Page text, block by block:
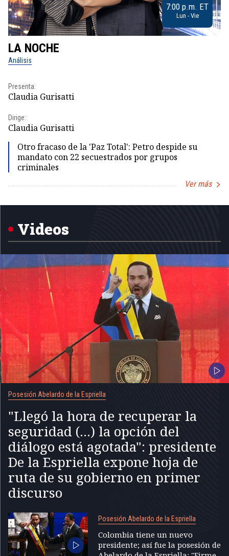
7:00 p.m. ET
Lun - Vie
LA NOCHE
Análisis
Presenta:
Claudia Gurisatti
Dirige:
Claudia Gurisatti
Otro fracaso de la 'Paz Total': Petro despide su
mandato con 22 secuestrados por grupos
criminales
Ver más
1
Videos
Posesión Abelardo de la Espriella
"Llegó la hora de recuperar la
seguridad (...) la opción del
diálogo está agotada": presidente
De la Espriella expone hoja de
ruta de su gobierno en primer
discurso
Posesión Abelardo de la Espriella
Colombia tiene un nuevo
presidente; así fue la posesión de